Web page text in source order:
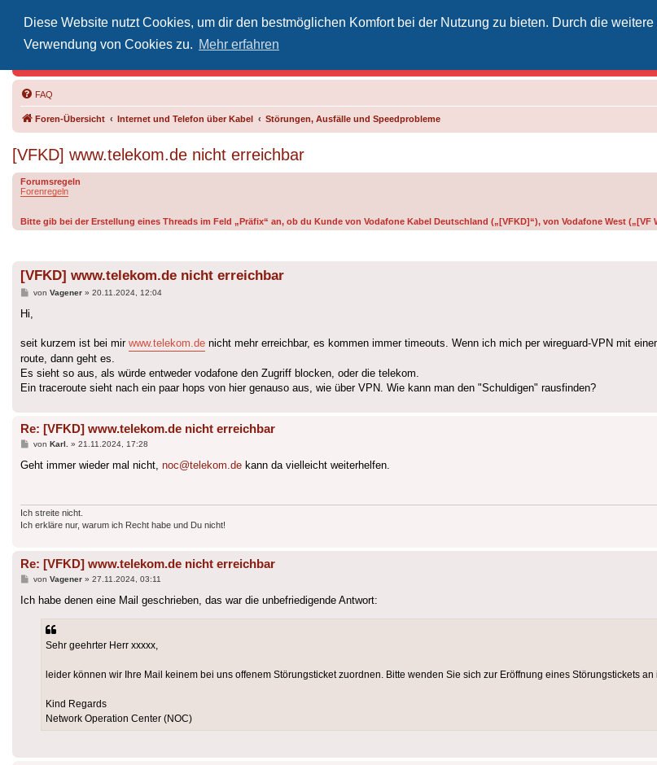
Diese Website nutzt Cookies, um dir den bestmöglichen Komfort bei der Nutzung zu bieten. Durch die
Verwendung von Cookies zu. Mehr erfahren
FAQ
Foren-Übersicht Internet und Telefon über Kabel Störungen, Ausfälle und Speedprobleme
[VFKD] www.telekom.de nicht erreichbar
Forumsregeln
Forenregeln
Bitte gib bei der Erstellung eines Threads im Feld „Präfix“ an, ob du Kunde von Vodafone Kabel Deutschland („[VFKD]“), von Vodafone West
[VFKD] www.telekom.de nicht erreichbar
Beitrag
von Vagener» 20.11.2024, 12:04
Hi,
seit kurzem ist bei mir www.telekom.de nicht mehr erreichbar, es kommen immer timeouts. Wenn ich mich per wireguard-VPN mit
route, dann geht es.
Es sieht so aus, als würde entweder vodafone den Zugriff blocken, oder die telekom.
Ein traceroute sieht nach ein paar hops von hier genauso aus, wie über VPN. Wie kann man den "Schuldigen" rausfinden?
Re: [VFKD] www.telekom.de nicht erreichbar
Beitrag
von Karl. » 21.11.2024, 17:28
Geht immer wieder mal nicht, noc@telekom.de kann da vielleicht weiterhelfen.
Ich streite nicht.
Ich erkläre nur, warum ich Recht habe und Du nicht!
Re: [VFKD] www.telekom.de nicht erreichbar
Beitrag
von Vagener» 27.11.2024, 03:11
Ich habe denen eine Mail geschrieben, das war die unbefriedigende Antwort:
Sehr geehrter Herr xxxxx,
leider können wir Ihre Mail keinem bei uns offenem Störungsticket zuordnen. Bitte wenden Sie sich zur Eröffnung eines Störungstickets
Kind Regards
Network Operation Center (NOC)